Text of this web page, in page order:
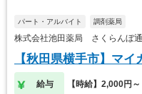
パート・アルバイト 調剤薬局
株式会社池田薬局 さくらんぼ
【秋田県横手市】マ
給与 【時給】2,000円～